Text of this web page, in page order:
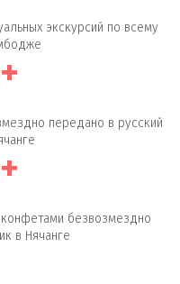
экскурсий по всему
передано в русский
безвозмездно
в Нячанге